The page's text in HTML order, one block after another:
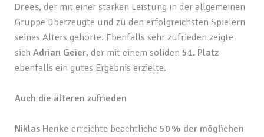
Drees, der mit einer starken Leistung in der allgemeinen
Gruppe überzeugte und zu den erfolgreichsten Spielern
seines Alters gehörte. Ebenfalls sehr zufrieden zeigte
sichAdrian Geier, der mit einem soliden51. Platz
ebenfalls ein gutes Ergebnis erzielte.
Auch die älteren zufrieden
Niklas Henke erreichte beachtliche50 % der möglichen